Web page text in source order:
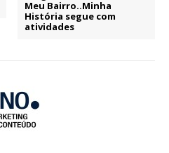
Meu Bairro..Minha
História segue com
atividades